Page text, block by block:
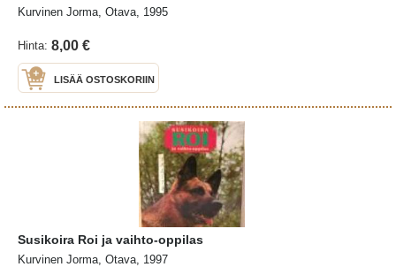
Kurvinen Jorma, Otava, 1995
Hinta: 8,00 €
LISÄÄ OSTOSKORIIN
Susikoira Roi ja vaihto-oppilas
Kurvinen Jorma, Otava, 1997